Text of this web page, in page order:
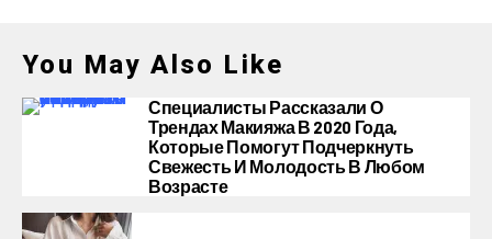
You May Also Like
Специалисты Рассказали О
Трендах Макияжа В 2020 Года,
Которые Помогут Подчеркнуть
Свежесть И Молодость В Любом
Возрасте